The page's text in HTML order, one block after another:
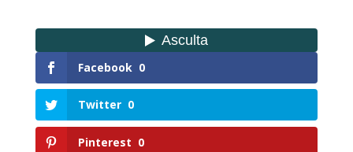
Facebook 0
Twitter 0
Pinterest 0